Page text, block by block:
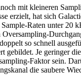
mit kleineren
erzielt, hat sich
Raten unter 20
Oversampling-
so schnell
gebildet. Je geringer
Faktor sein.
die saubere